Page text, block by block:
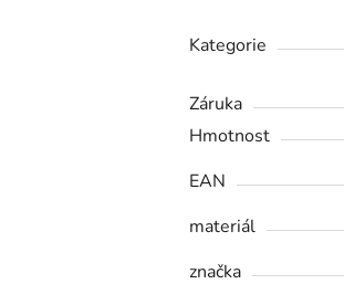
Kategorie
Záruka
Hmotnost
EAN
materiál
značka